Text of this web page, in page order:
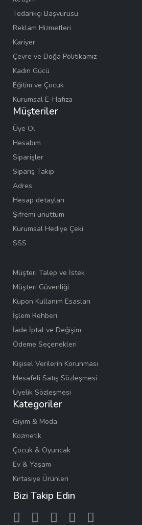
Tedarikçi Başvurusu
Reklam Hizmetleri
Kariyer
Çevre ve Doğa Politikamız
Kadın Gücü
Eğitim ve Çocuk
Kurumsal E-Hafıza
Müşteriler
Üye Ol
Hesabım
Siparişler
Sipariş Takip
Adres
Hesap detayları
Şifremi unuttum
Kurumsal Hediye Çeki
SSS
Müşteri Talep ve İstek
Müşteri Güvenliği
Kupon Kullanım Esasları
İşlem Rehberi
İade İptal ve Değişim
Ödeme Seçenekleri
Kişisel Verilerin Korunması
Mesafeli Satış Sözleşmesi
Üyelik Sözleşmesi
Kategoriler
Giyim & Moda
Kozmetik
Çocuk & Oyuncak
Ev & Yaşam
Kırtasiye Ürünleri
Bizi Takip Edin